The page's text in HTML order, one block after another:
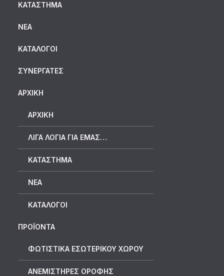
ΚΑΤΆΣΤΗΜΑ
ΝΈΑ
ΚΑΤΆΛΟΓΟΙ
ΣΥΝΕΡΓΆΤΕΣ
ΑΡΧΙΚΗ
ΑΡΧΙΚΉ
ΛΊΓΑ ΛΌΓΙΑ ΓΙΑ ΕΜΆΣ…
ΚΑΤΆΣΤΗΜΑ
ΝΈΑ
ΚΑΤΆΛΟΓΟΙ
ΠΡΟΪΟΝΤΑ
ΦΩΤΙΣΤΙΚΑ ΕΣΩΤΕΡΙΚΟΥ ΧΩΡΟΥ
ΑΝΕΜΙΣΤΗΡΕΣ ΟΡΟΦΗΣ